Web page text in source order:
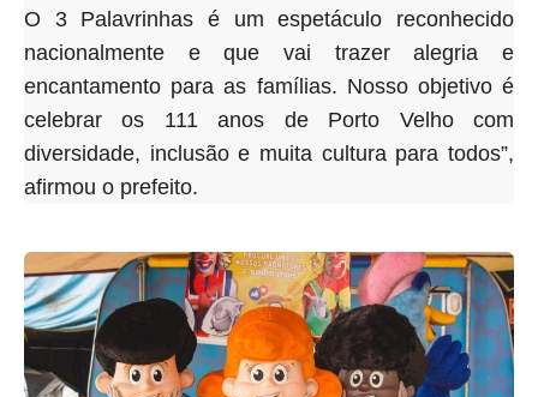
O 3 Palavrinhas é um espetáculo reconhecido
nacionalmente e que vai trazer alegria e
encantamento para as famílias. Nosso objetivo é
celebrar os 111 anos de Porto Velho com
diversidade, inclusão e muita cultura para todos”,
afirmou o prefeito.